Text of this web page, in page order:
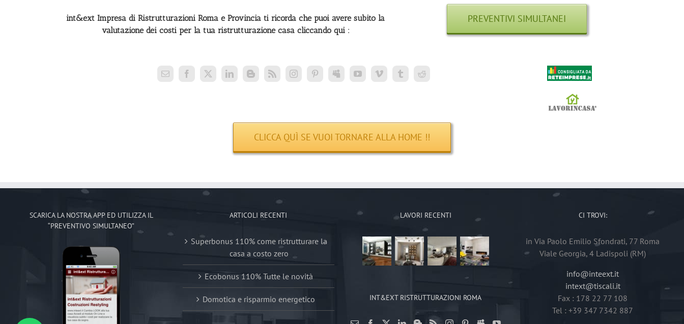
int&ext Impresa di Ristrutturazioni Roma e Provincia ti ricorda che puoi avere subito la
valutazione dei costi per la tua ristrutturazione casa cliccando qui :
PREVENTIVI SIMULTANEI
CLICCA QUÌ SE VUOI TORNARE ALLA HOME !!
SCARICA LA NOSTRA APP ED UTILIZZA IL
“PREVENTIVO SIMULTANEO”
ARTICOLI RECENTI
Superbonus 110% come ristrutturare la
casa a costo zero
Ecobonus 110% Tutte le novità
Domotica e risparmio energetico
LAVORI RECENTI
INT&EXT RISTRUTTURAZIONI ROMA
CI TROVI:
in Via Paolo Emilio Sfondrati, 77 Roma
Viale Georgia, 4 Ladispoli (RM)
info@inteext.it
intext@tiscali.it
Fax : 178 22 77 108
Tel : +39 347 7342 887